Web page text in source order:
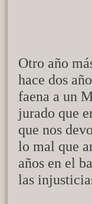
Otro año
hace dos
faena a un
jurado que
que nos
lo mal que
años en el
las